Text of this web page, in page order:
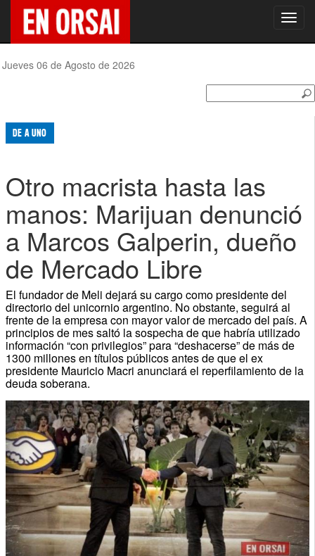
Jueves 06 de Agosto de 2026
DE A UNO
Otro macrista hasta las
manos: Marijuan denunció
a Marcos Galperin, dueño
de Mercado Libre
El fundador de Meli dejará su cargo como presidente del
directorio del unicornio argentino. No obstante, seguirá al
frente de la empresa con mayor valor de mercado del país. A
principios de mes saltó la sospecha de que habría utilizado
información “con privilegios” para “deshacerse” de más de
1300 millones en títulos públicos antes de que el ex
presidente Mauricio Macri anunciará el reperfilamiento de la
deuda soberana.